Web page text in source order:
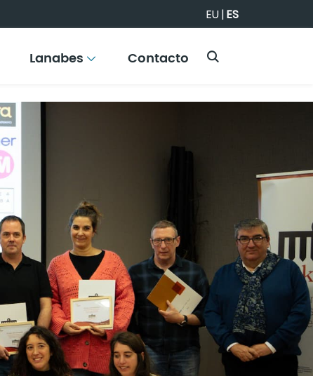
EU|ES
Lanabes Contacto